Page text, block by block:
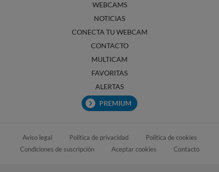
WEBCAMS
NOTICIAS
CONECTA TU WEBCAM
CONTACTO
MULTICAM
FAVORITAS
ALERTAS
PREMIUM
Aviso legal Política de privacidad
Política de cookies
Condiciones de suscripción
Aceptar cookies Contacto